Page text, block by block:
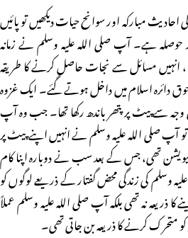
احادیث مبارکہ اور سوانح حیات دیکھیں تو پائیں
ہے۔ آپ صلی اللہ علیہ وسلم نے زمانہ
انہیں مسائل سے نجات حاصل کرنے کا طریقہ
دائرہ اسلام میں داخل ہوتے گئے۔ ایک غزوہ
سے پیٹ پر پتھر باندھ رکھا تھا۔ جب وہ آپ
آپ صلی اللہ علیہ وسلم نے انہیں اپنے پیٹ پر
تھی، جس کے بعد سب نے دوبارہ اپنا کام
وسلم کی زندگی محض گفتار کے ذریعے لوگوں کو
ذریعہ نہ تھی بلکہ آپ صلی اللہ علیہ وسلم عملاً
متحرک کرنے کا ذریعہ بن جاتی تھی۔